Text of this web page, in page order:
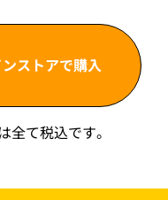
ストアで購入
て税込です。